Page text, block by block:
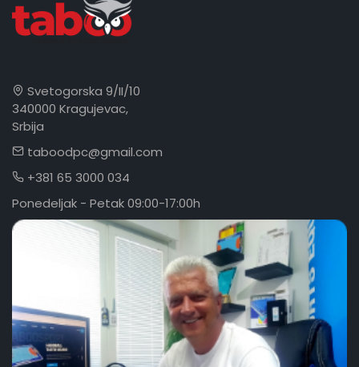
Svetogorska 9/II/10
340000 Kragujevac,
Srbija
taboodpc@gmail.com
+381 65 3000 034
Ponedeljak - Petak 09:00-17:00h